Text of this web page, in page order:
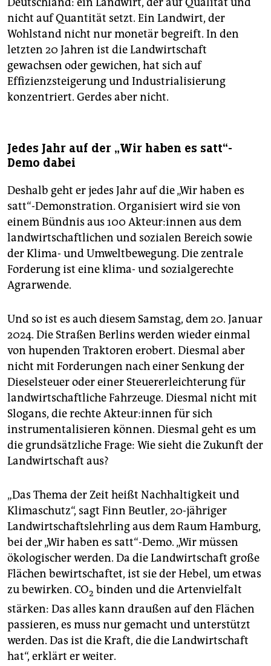
nicht auf Quantität setzt. Ein Landwirt, der
Wohlstand nicht nur monetär begreift. In den
letzten 20 Jahren ist die Landwirtschaft
gewachsen oder gewichen, hat sich auf
Effizienzsteigerung und Industrialisierung
konzentriert. Gerdes aber nicht.
Jedes Jahr auf der „Wir haben es satt“-
Demo dabei
Deshalb geht er jedes Jahr auf die „Wir haben es
satt“-Demonstration. Organisiert wird sie von
einem Bündnis aus 100 Ak­teu­r:in­nen aus dem
landwirtschaftlichen und sozialen Bereich sowie
der Klima- und Umweltbewegung. Die zentrale
Forderung ist eine klima- und sozialgerechte
Agrarwende.
Und so ist es auch diesem Samstag, dem 20. Januar
2024. Die Straßen Berlins werden wieder einmal
von hupenden Traktoren erobert. Diesmal aber
nicht mit Forderungen nach einer Senkung der
Dieselsteuer oder einer Steuererleichterung für
landwirtschaftliche Fahrzeuge. Diesmal nicht mit
Slogans, die rechte Ak­teu­r:in­nen für sich
instrumentalisieren können. Diesmal geht es um
die grundsätzliche Frage: Wie sieht die Zukunft der
Landwirtschaft aus?
„Das Thema der Zeit heißt Nachhaltigkeit und
Klimaschutz“, sagt Finn Beutler, 20-jähriger
Landwirtschaftslehrling aus dem Raum Hamburg,
bei der „Wir haben es satt“-Demo. „Wir müssen
ökologischer werden. Da die Landwirtschaft große
Flächen bewirtschaftet, ist sie der Hebel, um etwas
zu bewirken. CO2 binden und die Artenvielfalt
stärken: Das alles kann draußen auf den Flächen
passieren, es muss nur gemacht und unterstützt
werden. Das ist die Kraft, die die Landwirtschaft
hat“, erklärt er weiter.